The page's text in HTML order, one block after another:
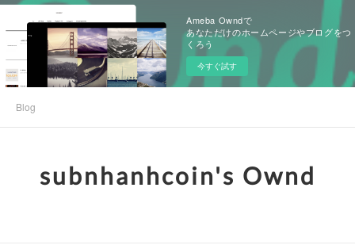
Ameba Owndで
あなただけのホームページやブログをつ
くろう
今すぐ試す
Blog
subnhanhcoin's Ownd